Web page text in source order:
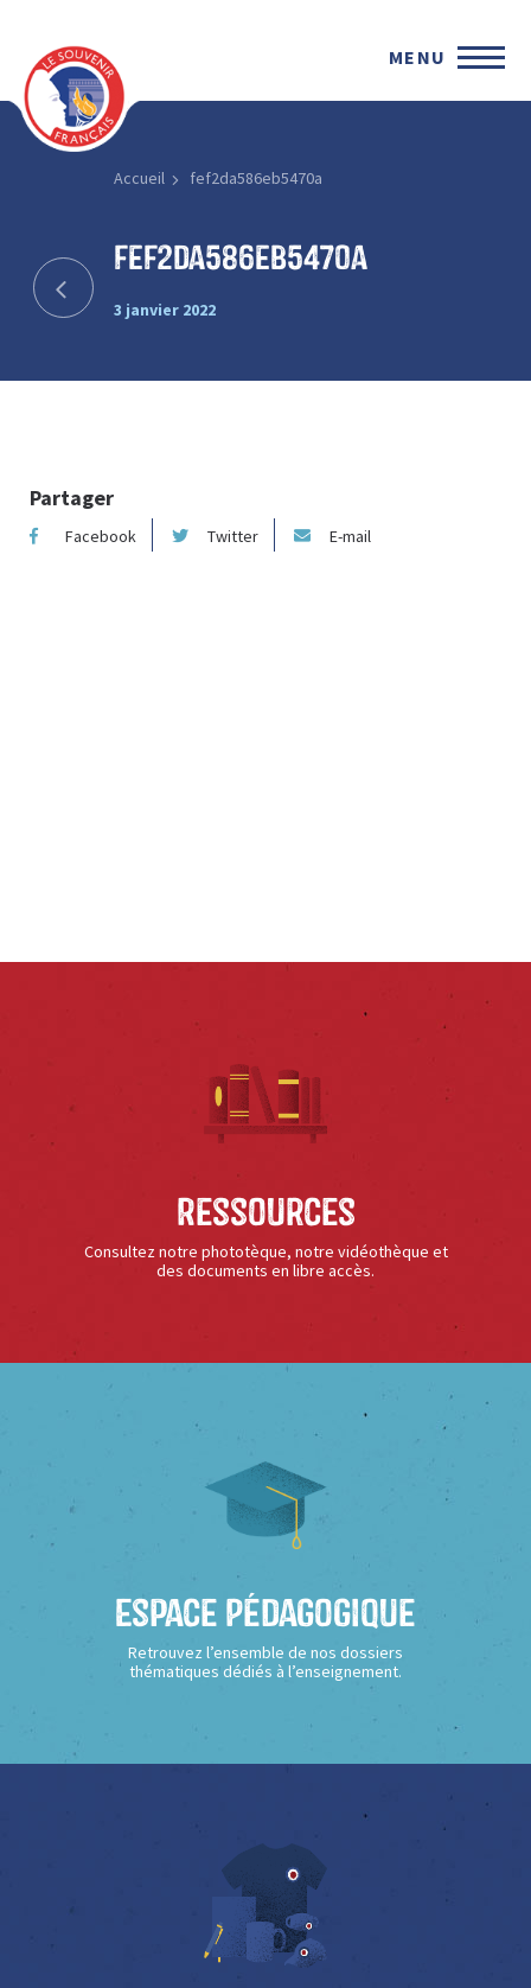
MENU
Accueil fef2da586eb5470a
fef2da586eb5470a
3 janvier 2022
Partager
Facebook Twitter E-mail
Ressources
Consultez notre phototèque, notre vidéothèque et
des documents en libre accès.
Espace Pédagogique
Retrouvez l’ensemble de nos dossiers
thématiques dédiés à l’enseignement.